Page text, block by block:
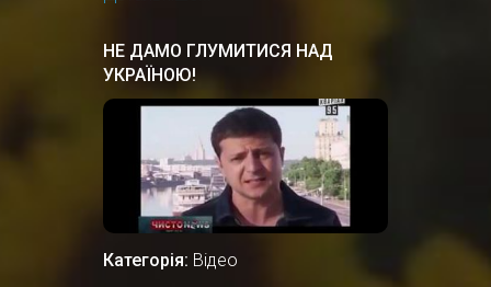
НЕ ДАМО ГЛУМИТИСЯ НАД
УКРАЇНОЮ!
Категорія: Відео